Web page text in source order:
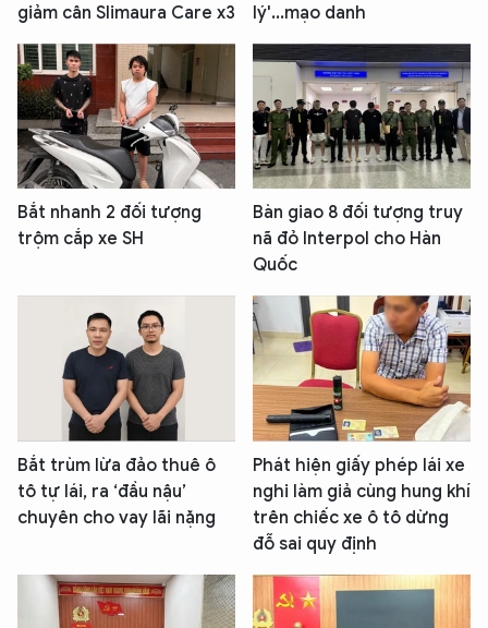
giảm cân Slimaura Care x3
lý'...mạo danh
Bắt nhanh 2 đối tượng
trộm cắp xe SH
Bàn giao 8 đối tượng truy
nã đỏ Interpol cho Hàn
Quốc
Bắt trùm lừa đảo thuê ô
tô tự lái, ra ‘đầu nậu’
chuyên cho vay lãi nặng
Phát hiện giấy phép lái xe
nghi làm giả cùng hung khí
trên chiếc xe ô tô dừng
đỗ sai quy định